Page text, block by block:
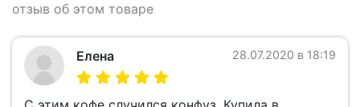
отзыв об этом товаре
Елена 28.07.2020 в 18:19